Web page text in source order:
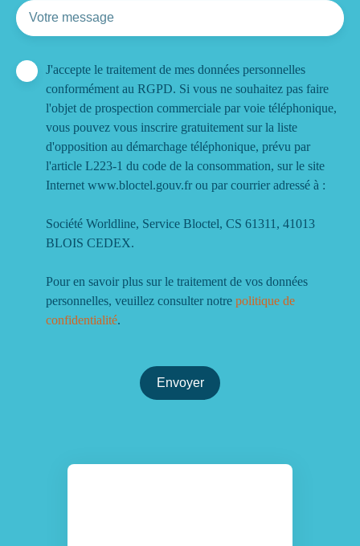
Votre message
J'accepte le traitement de mes données personnelles
conformément au RGPD. Si vous ne souhaitez pas faire
l'objet de prospection commerciale par voie téléphonique,
vous pouvez vous inscrire gratuitement sur la liste
d'opposition au démarchage téléphonique, prévu par
l'article L223-1 du code de la consommation, sur le site
Internet www.bloctel.gouv.fr ou par courrier adressé à :
Société Worldline, Service Bloctel, CS 61311, 41013
BLOIS CEDEX.
Pour en savoir plus sur le traitement de vos données
personnelles, veuillez consulter notre politique de
confidentialité.
Envoyer